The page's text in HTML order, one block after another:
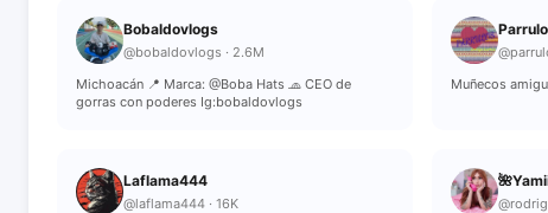
Bobaldovlogs
@bobaldovlogs · 2.6M
Michoacán 📍 Marca: @Boba Hats 🧢 CEO de
gorras con poderes Ig:bobaldovlogs
Muñecos
Laflama444
@laflama444 · 16K